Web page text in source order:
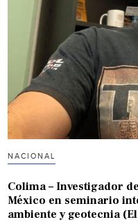
NACIONAL
Colima – Investigador
México en seminario
ambiente y geotecnia